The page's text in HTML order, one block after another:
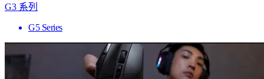
G3 系列
G5 Series